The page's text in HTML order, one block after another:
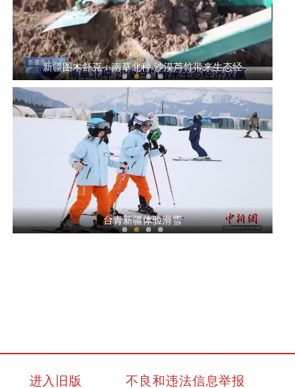
新疆图木舒克：南草北种 沙漠芦竹带来生态经
新疆铁门关：迎数千只灰鹤越冬 冬闲农田变“
台青新疆体验滑雪
进入旧版 不良和违法信息举报